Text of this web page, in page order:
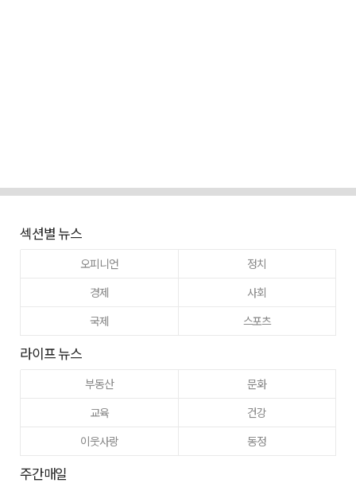
섹션별 뉴스
오피니언
정치
경제
사회
국제
스포츠
라이프 뉴스
부동산
문화
교육
건강
이웃사랑
동정
주간매일